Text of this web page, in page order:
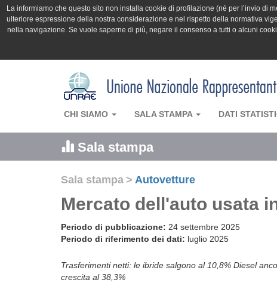
La informiamo che questo sito non installa cookie di profilazione (né per l’invio di
ulteriore espressione della nostra considerazione e nel rispetto della normativa
nella navigazione. Se vuole saperne di più, negare il consenso a tutti o alcuni
CHI SIAMO SALA STAMPA DATI
Sala stampa
Sala stampa > Autovetture
Mercato dell'auto usata
Periodo di pubblicazione: 24 settembre 2025
Periodo di riferimento dei dati: luglio 2025
Trasferimenti netti: le ibride salgono al 10,8% Diesel
crescita al 38,3%